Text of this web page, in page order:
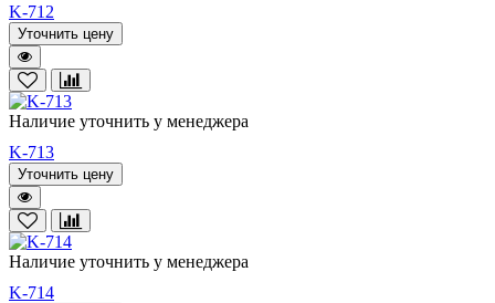
K-712
Уточнить цену
Наличие уточнить у менеджера
K-713
Уточнить цену
Наличие уточнить у менеджера
K-714